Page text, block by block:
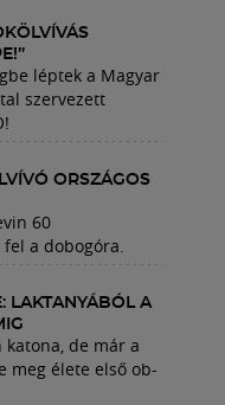
léptek a Magyar
szervezett
ORSZÁGOS
60
a dobogóra.
LAKTANYÁBÓL A
katona, de már a
meg élete első ob-